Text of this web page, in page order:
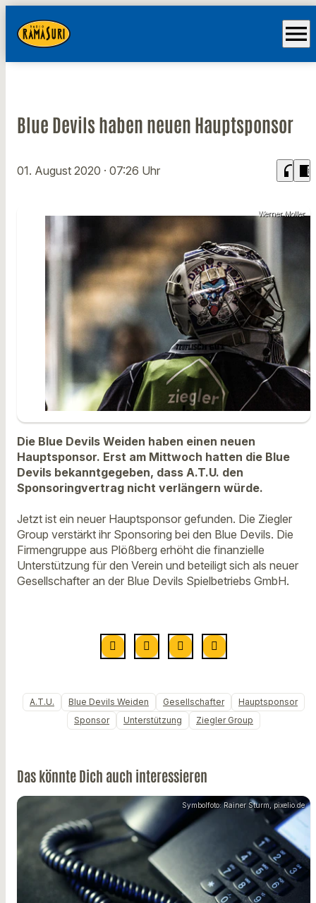
menu
Blue Devils haben neuen Hauptsponsor
01. August 2020 · 07:26 Uhr headphones chrome_reader_mode
Werner Moller
Die Blue Devils Weiden haben einen neuen
Hauptsponsor. Erst am Mittwoch hatten die Blue
Devils bekanntgegeben, dass A.T.U. den
Sponsoringvertrag nicht verlängern würde.
Jetzt ist ein neuer Hauptsponsor gefunden. Die Ziegler
Group verstärkt ihr Sponsoring bei den Blue Devils. Die
Firmengruppe aus Plößberg erhöht die finanzielle
Unterstützung für den Verein und beteiligt sich als neuer
Gesellschafter an der Blue Devils Spielbetriebs GmbH.
A.T.U. Blue Devils Weiden Gesellschafter
Hauptsponsor
Sponsor
Unterstützung Ziegler Group
Das könnte Dich auch interessieren
Symbolfoto: Rainer Sturm, pixelio.de